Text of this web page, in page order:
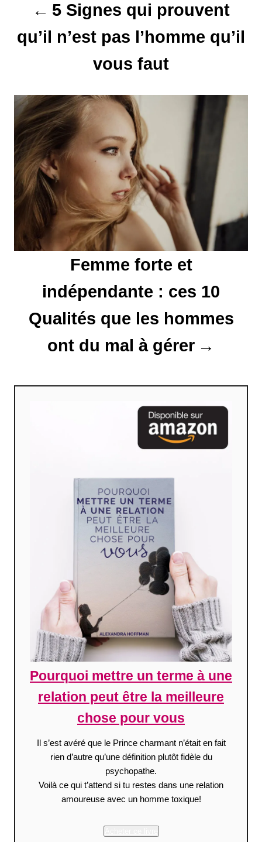
o
e
l
’
a
5 Signes qui prouvent
qu’il n’est pas l’homme qu’il
vous faut
Femme forte et
indépendante : ces 10
Qualités que les hommes
ont du mal à gérer
Pourquoi mettre un terme à une
relation peut être la meilleure
chose pour vous
Il s’est avéré que le Prince charmant n’était en fait
rien d’autre qu’une définition plutôt fidèle du
psychopathe.
Voilà ce qui t’attend si tu restes dans une relation
amoureuse avec un homme toxique!